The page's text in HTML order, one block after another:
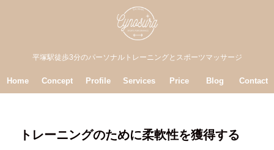
平塚駅徒歩3分のパーソナルトレーニングとスポーツマッサージ
Home Concept Profile Services Price Blog Contact
トレーニングのために柔軟性を獲得する